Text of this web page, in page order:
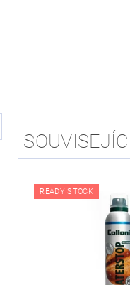
READY STOCK